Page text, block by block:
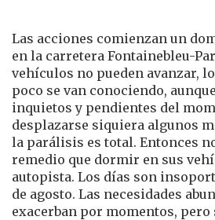
Las acciones comienzan un
en la carretera Fontainebleu-
vehículos no pueden avanzar,
poco se van conociendo,
inquietos y pendientes del
desplazarse siquiera algunos
la parálisis es total. Entonces
remedio que dormir en sus
autopista. Los días son
de agosto. Las necesidades
exacerban por momentos,